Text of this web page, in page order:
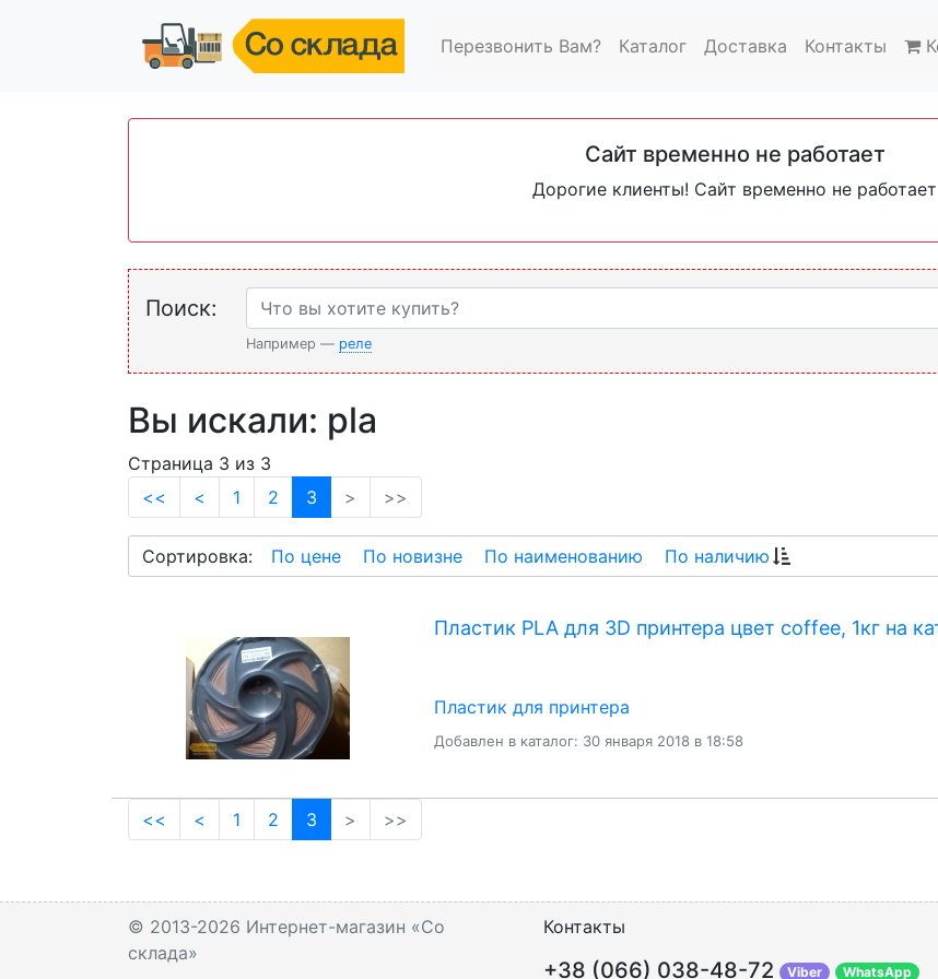
Перезвонить Вам? Каталог Доставка Контакты
Сайт временно не работает
Дорогие клиенты! Сайт временно не работает
Поиск:
Например — реле
Вы искали: pla
Страница 3 из 3
<<
< 1 2 3 (current)
> >>
Сортировка: По цене По новизне По наименованию По наличию
Пластик PLA для 3D принтера цвет coffee, 1кг на
Пластик для принтера
Добавлен в каталог: 30 января 2018 в 18:58
<< < 1 2 3 (current)
> >>
© 2013-2026 Интернет-магазин «Со
склада»
Контакты
+38 (066) 038-48-72 Viber WhatsApp